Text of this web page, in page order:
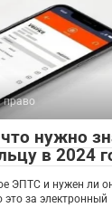
право
нужно
в 2024
ЭПТС и нужен ли
это за электронный